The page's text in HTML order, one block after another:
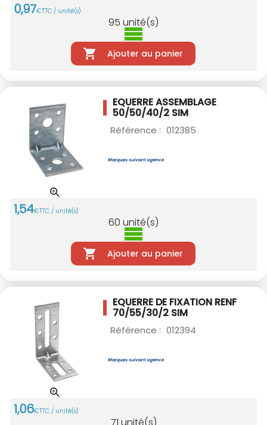
0,97€TTC / unité(s)
95 unité(s)
Ajouter au panier
EQUERRE ASSEMBLAGE
50/50/40/2 SIM
Référence : 012385
1,54€TTC / unité(s)
60 unité(s)
Ajouter au panier
EQUERRE DE FIXATION RENF
70/55/30/2 SIM
Référence : 012394
1,06€TTC / unité(s)